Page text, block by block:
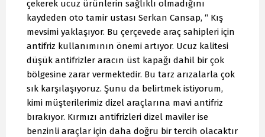
çekerek ucuz ürünlerin sağlıklı olmadığını
kaydeden oto tamir ustası Serkan Cansap, “ Kış
mevsimi yaklaşıyor. Bu çerçevede araç sahipleri için
antifriz kullanımının önemi artıyor. Ucuz kalitesi
düşük antifrizler aracın üst kapağı dahil bir çok
bölgesine zarar vermektedir. Bu tarz arızalarla çok
sık karşılaşıyoruz. Şunu da belirtmek istiyorum,
kimi müşterilerimiz dizel araçlarına mavi antifriz
bırakıyor. Kırmızı antifrizleri dizel maviler ise
benzinli araçlar için daha doğru bir tercih olacaktır